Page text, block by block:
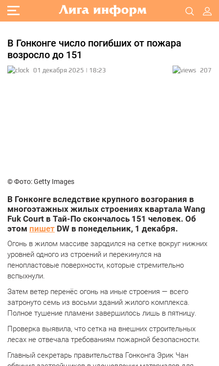
В Гонконге число погибших от пожара
возросло до 151
01 декабря 2025 | 18:23 207
© Фото: Getty Images
В Гонконге вследствие крупного возгорания в
многоэтажных жилых строениях квартала Wang
Fuk Court в Тай-По скончалось 151 человек. Об
этом пишет DW в понедельник, 1 декабря.
Огонь в жилом массиве зародился на сетке вокруг нижних
уровней одного из строений и перекинулся на
пенопластовые поверхности, которые стремительно
вспыхнули.
Затем ветер перенёс огонь на иные строения — всего
затронуто семь из восьми зданий жилого комплекса.
Полное тушение пламени завершилось лишь в пятницу.
Проверка выявила, что сетка на внешних строительных
лесах не отвечала требованиям пожарной безопасности.
Главный секретарь правительства Гонконга Эрик Чан